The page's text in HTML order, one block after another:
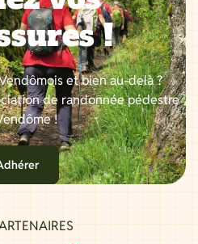
!
et bien au-delà ?
de randonnée pédestre
!